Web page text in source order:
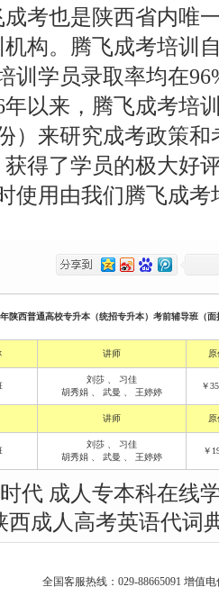
考也是陕西省内唯
构。腾飞成考培训
训学员录取率均在
以来，腾飞成考培
）来研究成考政策
得了学员的极大好
使用由我们腾飞成
年陕西普通高校专升本（统招专升本）考前辅导班（
讲师
刘莎
习佳
胡秀娟
武曼 王婷婷
￥
讲师
刘莎
习佳
胡秀娟
武曼 王婷婷
￥
代 成人专本科在线
西成人高考英语代词
全国客服热线：029-88665091 增值